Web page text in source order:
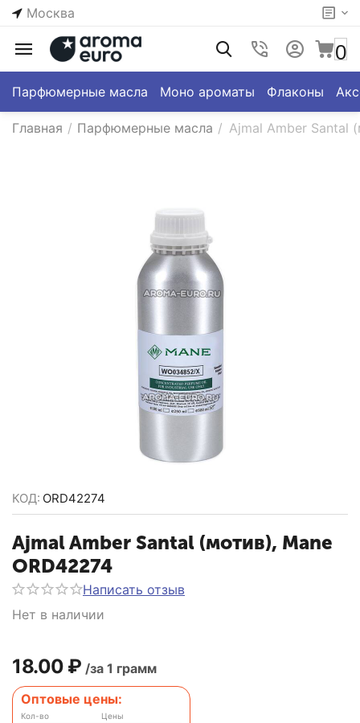
Москва
0
Парфюмерные масла Моно ароматы Флаконы
Главная / Парфюмерные масла / Ajmal Amber Santal
КОД: ORD42274
Ajmal Amber Santal (мотив), Mane
ORD42274
Написать отзыв
Нет в наличии
18.00 ₽ /за 1 грамм
Оптовые цены:
Кол-во Цены